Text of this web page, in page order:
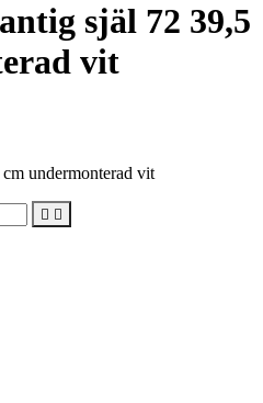
själ 72 39,5
vit
undermonterad vit
 